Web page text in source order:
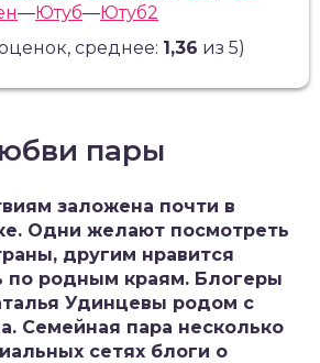
—Ютуб—Ютуб2
среднее: 1,36 из 5)
пары
заложена почти в
Одни желают посмотреть
другим нравится
по родным краям. Блогеры
Удинцевы родом с
Семейная пара несколько
сетях блоги о